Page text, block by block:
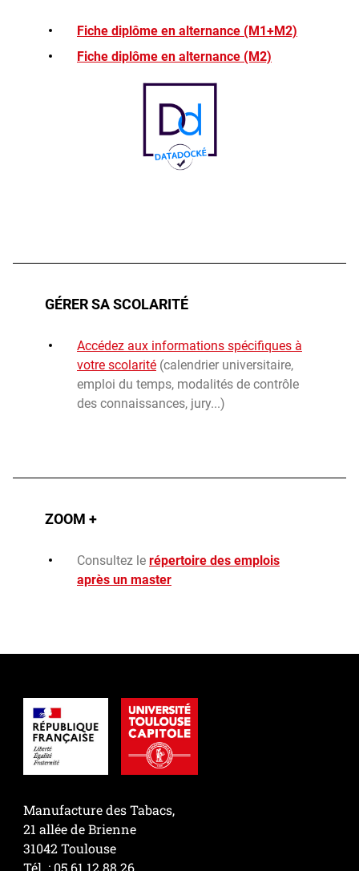
Fiche diplôme en alternance (M1+M2)
Fiche diplôme en alternance (M2)
GÉRER SA SCOLARITÉ
Accédez aux informations spécifiques à
votre scolarité (calendrier universitaire,
emploi du temps, modalités de contrôle
des connaissances, jury...)
ZOOM +
Consultez le répertoire des emplois
après un master
Manufacture des Tabacs,
21 allée de Brienne
31042 Toulouse
Tél : 05 61 12 88 26